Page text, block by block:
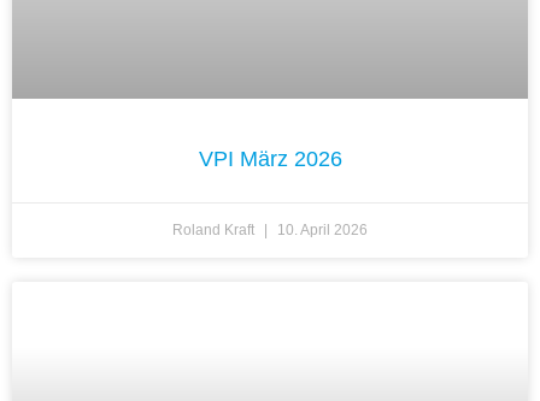
VPI März 2026
Roland Kraft 10. April 2026